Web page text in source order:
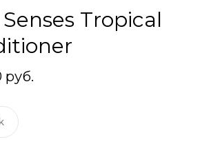
Tropical
руб.